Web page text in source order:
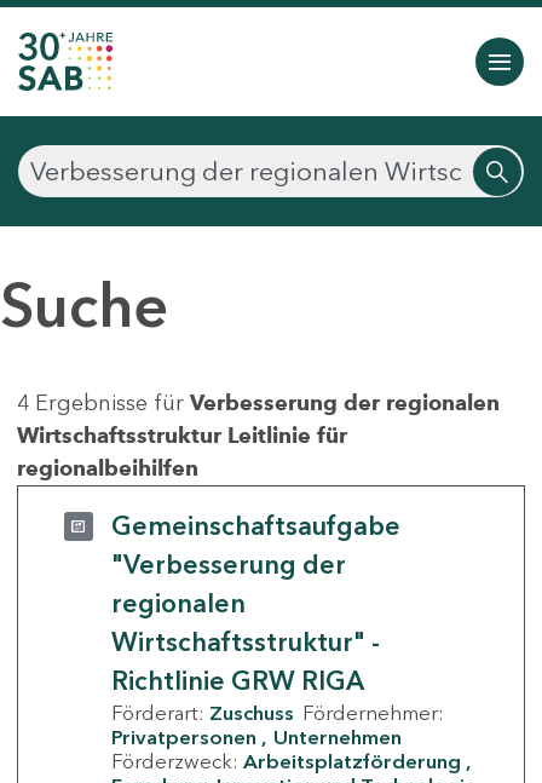
Suche
4 Ergebnisse für Verbesserung der regionalen
Wirtschaftsstruktur Leitlinie für
regionalbeihilfen
Gemeinschaftsaufgabe
"Verbesserung der
regionalen
Wirtschaftsstruktur" -
Richtlinie GRW RIGA
Förderart: Zuschuss Fördernehmer:
Privatpersonen
Unternehmen
Förderzweck: Arbeitsplatzförderung